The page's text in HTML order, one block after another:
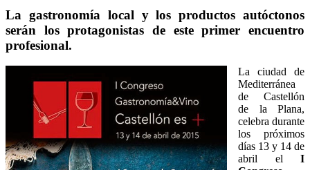
La gastronomía local y los productos autóctonos
serán los protagonistas de este primer encuentro
profesional.
La ciudad de
Mediterránea
de Castellón
de la Plana,
celebra durante
los próximos
días 13 y 14 de
abril el I